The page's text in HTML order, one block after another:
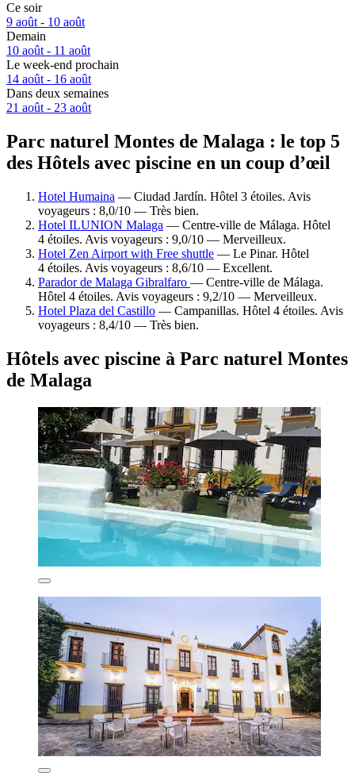
Ce soir
9 août - 10 août
Demain
10 août - 11 août
Le week-end prochain
14 août - 16 août
Dans deux semaines
21 août - 23 août
Parc naturel Montes de Malaga : le top 5
des Hôtels avec piscine en un coup d’œil
Hotel Humaina — Ciudad Jardín. Hôtel 3 étoiles. Avis
voyageurs : 8,0/10 — Très bien.
Hotel ILUNION Malaga — Centre-ville de Málaga. Hôtel
4 étoiles. Avis voyageurs : 9,0/10 — Merveilleux.
Hotel Zen Airport with Free shuttle — Le Pinar. Hôtel
4 étoiles. Avis voyageurs : 8,6/10 — Excellent.
Parador de Malaga Gibralfaro — Centre-ville de Málaga.
Hôtel 4 étoiles. Avis voyageurs : 9,2/10 — Merveilleux.
Hotel Plaza del Castillo — Campanillas. Hôtel 4 étoiles. Avis
voyageurs : 8,4/10 — Très bien.
Hôtels avec piscine à Parc naturel Montes
de Malaga